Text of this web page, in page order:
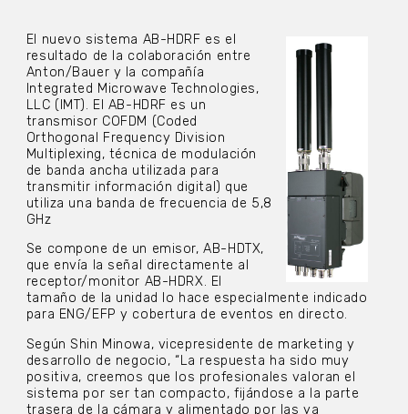
El nuevo sistema AB-HDRF es el
resultado de la colaboración entre
Anton/Bauer y la compañía
Integrated Microwave Technologies,
LLC (IMT). El AB-HDRF es un
transmisor COFDM (Coded
Orthogonal Frequency Division
Multiplexing, técnica de modulación
de banda ancha utilizada para
transmitir información digital) que
utiliza una banda de frecuencia de 5,8
GHz
Se compone de un emisor, AB-HDTX,
que envía la señal directamente al
receptor/monitor AB-HDRX. El
tamaño de la unidad lo hace especialmente indicado
para ENG/EFP y cobertura de eventos en directo.
Según Shin Minowa, vicepresidente de marketing y
desarrollo de negocio, “La respuesta ha sido muy
positiva, creemos que los profesionales valoran el
sistema por ser tan compacto, fijándose a la parte
trasera de la cámara y alimentado por las ya